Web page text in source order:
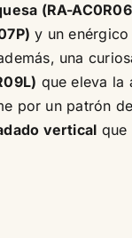
(RA-
y un
una
que eleva la
por un patrón
vertical que